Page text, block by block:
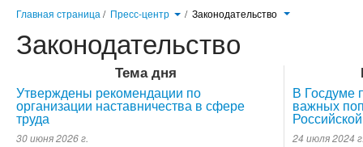
Главная страница / Пресс-центр / Законодательство
Законодательство
Тема дня
Утверждены рекомендации по
организации наставничества в сфере
труда
30 июня 2026 г.
В Госдуме
важных
24 июля 2024